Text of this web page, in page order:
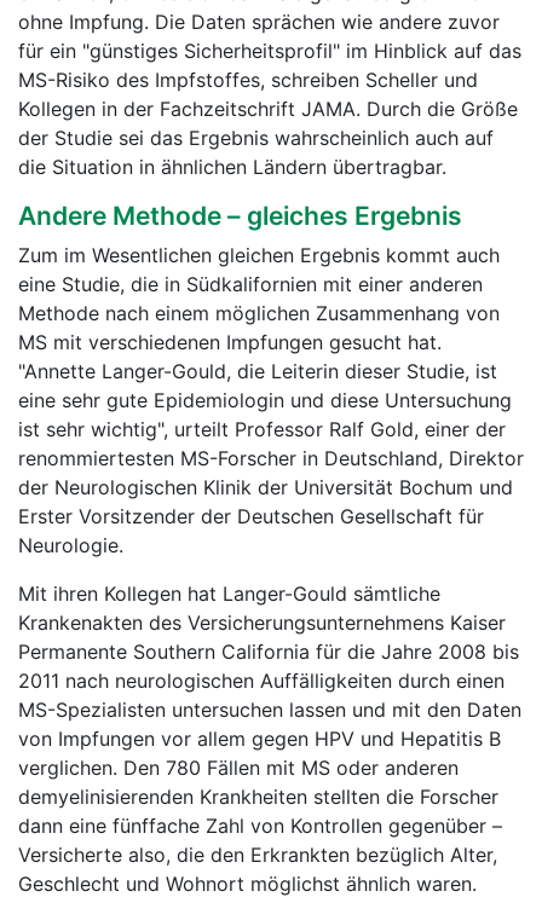
ohne Impfung. Die Daten sprächen wie andere zuvor
für ein "günstiges Sicherheitsprofil" im Hinblick auf das
MS-Risiko des Impfstoffes, schreiben Scheller und
Kollegen in der Fachzeitschrift JAMA. Durch die Größe
der Studie sei das Ergebnis wahrscheinlich auch auf
die Situation in ähnlichen Ländern übertragbar.
Andere Methode – gleiches Ergebnis
Zum im Wesentlichen gleichen Ergebnis kommt auch
eine Studie, die in Südkalifornien mit einer anderen
Methode nach einem möglichen Zusammenhang von
MS mit verschiedenen Impfungen gesucht hat.
"Annette Langer-Gould, die Leiterin dieser Studie, ist
eine sehr gute Epidemiologin und diese Untersuchung
ist sehr wichtig", urteilt Professor Ralf Gold, einer der
renommiertesten MS-Forscher in Deutschland, Direktor
der Neurologischen Klinik der Universität Bochum und
Erster Vorsitzender der Deutschen Gesellschaft für
Neurologie.
Mit ihren Kollegen hat Langer-Gould sämtliche
Krankenakten des Versicherungsunternehmens Kaiser
Permanente Southern California für die Jahre 2008 bis
2011 nach neurologischen Auffälligkeiten durch einen
MS-Spezialisten untersuchen lassen und mit den Daten
von Impfungen vor allem gegen HPV und Hepatitis B
verglichen. Den 780 Fällen mit MS oder anderen
demyelinisierenden Krankheiten stellten die Forscher
dann eine fünffache Zahl von Kontrollen gegenüber –
Versicherte also, die den Erkrankten bezüglich Alter,
Geschlecht und Wohnort möglichst ähnlich waren.